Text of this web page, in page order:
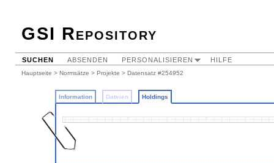
GSI Repository
SUCHEN ABSENDEN PERSONALISIEREN HILFE
Hauptseite > Normsätze > Projekte > Datensatz #254952
Information Dateien Holdings